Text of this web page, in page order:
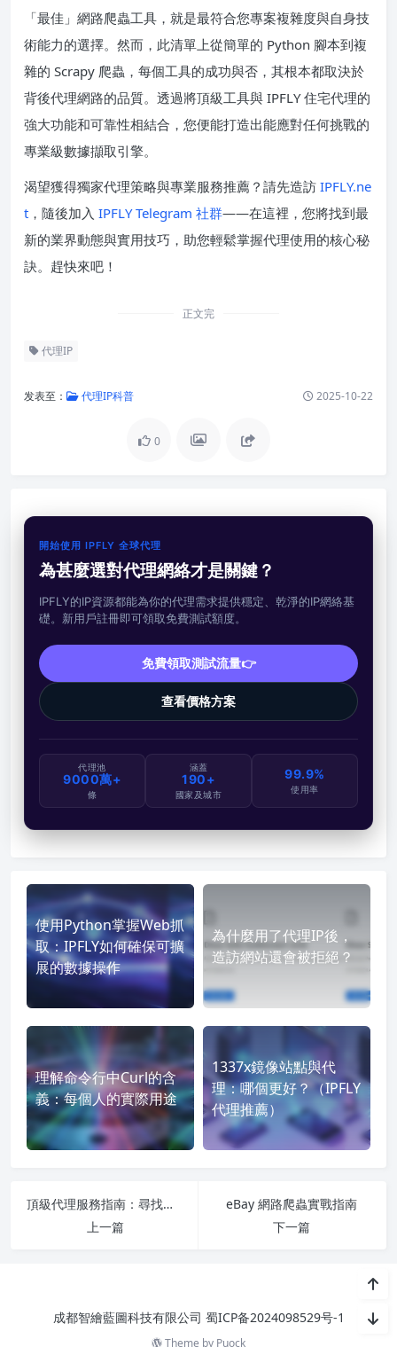
「最佳」網路爬蟲工具，就是最符合您專案複雜度與自身技
術能力的選擇。然而，此清單上從簡單的 Python 腳本到複
雜的 Scrapy 爬蟲，每個工具的成功與否，其根本都取決於
背後代理網路的品質。透過將頂級工具與 IPFLY 住宅代理的
強大功能和可靠性相結合，您便能打造出能應對任何挑戰的
專業級數據擷取引擎。
渴望獲得獨家代理策略與專業服務推薦？請先造訪 IPFLY.ne
t ，隨後加入 IPFLY Telegram 社群——在這裡，您將找到最
新的業界動態與實用技巧，助您輕鬆掌握代理使用的核心秘
訣。趕快來吧！
正文完
代理IP
发表至： 代理IP科普 2025-10-22
0
開始使用 IPFLY 全球代理
為甚麼選對代理網絡才是關鍵？
IPFLY的IP資源都能為你的代理需求提供穩定、乾淨的IP網絡基
礎。新用戶註冊即可領取免費測試額度。
免費領取測試流量👉
查看價格方案
代理池
9000萬+
條
涵蓋
190+
國家及城市
99.9%
使用率
使用Python掌握Web抓
取：IPFLY如何確保可擴
展的數據操作
為什麼用了代理IP後，
造訪網站還會被拒絕？
理解命令行中Curl的含
義：每個人的實際用途
1337x鏡像站點與代
理：哪個更好？（IPFLY
代理推薦）
頂級代理服務指南：尋找最符合您需求的選擇
上一篇
eBay 網路爬蟲實戰指南
下一篇
成都智繪藍圖科技有限公司 蜀ICP备2024098529号-1
Theme by Puock